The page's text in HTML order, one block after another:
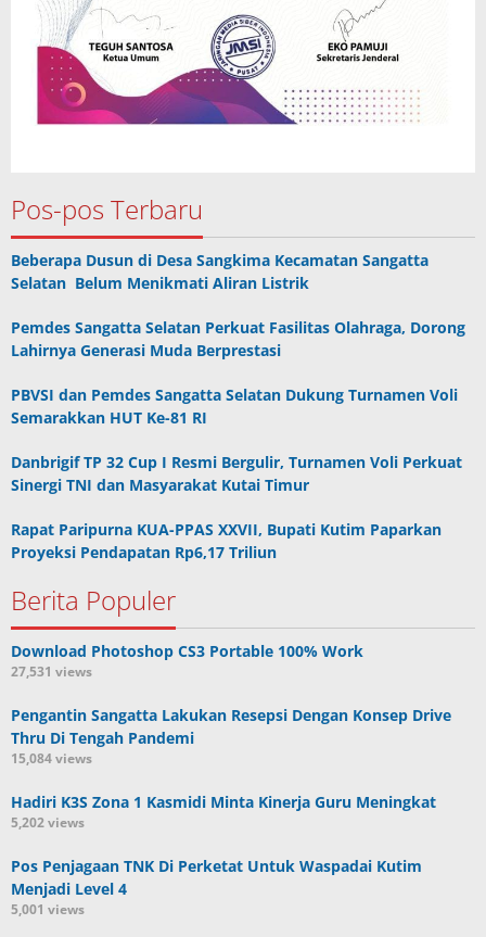
Pos-pos Terbaru
Beberapa Dusun di Desa Sangkima Kecamatan Sangatta
Selatan Belum Menikmati Aliran Listrik
Pemdes Sangatta Selatan Perkuat Fasilitas Olahraga, Dorong
Lahirnya Generasi Muda Berprestasi
PBVSI dan Pemdes Sangatta Selatan Dukung Turnamen Voli
Semarakkan HUT Ke-81 RI
Danbrigif TP 32 Cup I Resmi Bergulir, Turnamen Voli Perkuat
Sinergi TNI dan Masyarakat Kutai Timur
Rapat Paripurna KUA-PPAS XXVII, Bupati Kutim Paparkan
Proyeksi Pendapatan Rp6,17 Triliun
Berita Populer
Download Photoshop CS3 Portable 100% Work
27,531 views
Pengantin Sangatta Lakukan Resepsi Dengan Konsep Drive
Thru Di Tengah Pandemi
15,084 views
Hadiri K3S Zona 1 Kasmidi Minta Kinerja Guru Meningkat
5,202 views
Pos Penjagaan TNK Di Perketat Untuk Waspadai Kutim
Menjadi Level 4
5,001 views